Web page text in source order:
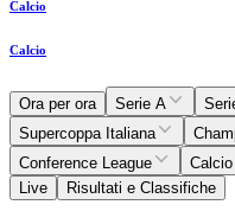
Calcio
Calcio
Ora per ora Serie A
Supercoppa Italiana
Conference League
Live
Risultati e Classifiche